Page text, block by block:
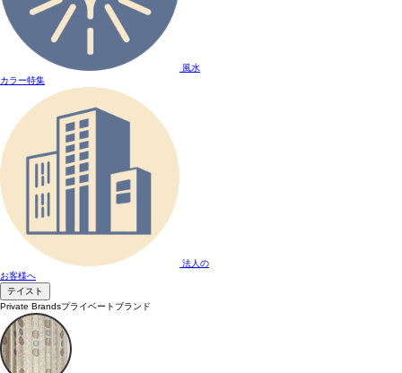
風水
カラー特集
法人の
お客様へ
テイスト
Private Brandsプライベートブランド